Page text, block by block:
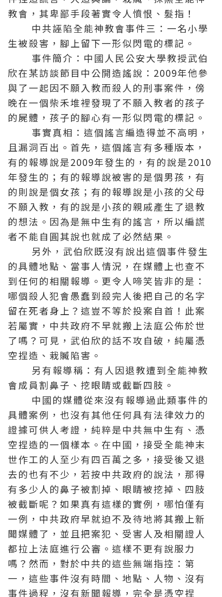
教會 ，其卑鄙手段著實令人憤恨、髮指！
中共誣陷全能神教會事件三：一名小學
生被殺害，腳上留下一形似閃電的標記。
事件簡介：中國人民公安大學教授武伯
欣在某訪談節目中公開造謠說：2009年他參
與了一起因不願入教而殺人的刑事案件，傍
晚在一個柴禾堆裡發現了不願入教者的孩子
的屍體，孩子的腳心有一形似閃電的標記。
事實真相：這個謠言編造得並不高明，
且漏洞百出。首先，這個謠言有多種版本，
有的報導說是2009年發生的，有的說是2010
年發生的；有的報導說被害的是個男孩，有
的則說是個女孩；有的報導說是小孩的父母
不願入教，有的說是小孩的親戚產生了退教
的想法。因為是無中生有的謠言，所以編謊
者不能自圓其說也就成了必然結果。
另外，武伯欣既沒有說出這個事件發生
的具體地點、當事人情況，在媒體上也查不
到任何的相關報導。更令人啼笑皆非的是：
哪個殺人犯會愚蠢到殺完人後把自己的名字
留在死者身上？這豈不等於投案自首！此案
若屬實，中共政府不早就搬上法庭公佈於世
了嗎？可見，武伯欣的話不攻自破，純屬憑
空捏造、栽贓陷害。
另有報導稱：有人因退教遭到全能神教
會成員割鼻子、挖眼睛或截斷四肢。
中國的媒體從來沒有報導過此類事件的
具體案例，也沒有其他任何具有法律效力的
證據可供人考證，純粹是中共無中生有、憑
空捏造的一個樣本。在中國，接受全能神末
世作工的人至少有四百萬之多，接受後又退
去的也有不少，若按中共政府的說法，那得
有多少人的鼻子被割掉、眼睛被挖掉、四肢
被截斷呢？如果真有這樣的實例，哪怕僅有
一例，中共政府早就迫不及待地將其搬上新
聞媒體了，並且把案犯、受害人及相關證人
都拉上法庭進行公審。這樣不更有說服力
嗎？然而，對於中共的這些無端指控：第
一，這些事件沒有時間、地點、人物、沒有
事件過程，沒有新聞報導，完全是憑空捏